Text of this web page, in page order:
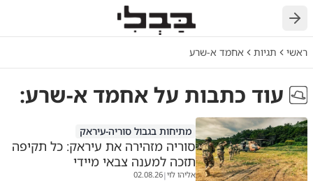
חזרה
ראשי תגיות אחמד א-שרע
עוד כתבות עלאחמד א-שרע:
מתיחות בגבול סוריה-עיראק
סוריה מזהירה את עיראק: כל תקיפה
תזכה למענה צבאי מיידי
אליהו לוי|
02.08.26